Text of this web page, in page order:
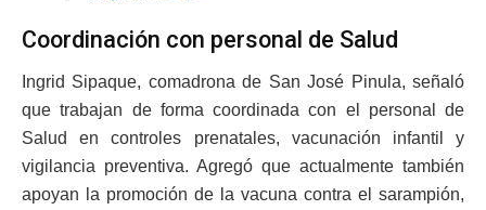
Coordinación con personal de Salud
Ingrid Sipaque, comadrona de San José Pinula, señaló
que trabajan de forma coordinada con el personal de
Salud en controles prenatales, vacunación infantil y
vigilancia preventiva. Agregó que actualmente también
apoyan la promoción de la vacuna contra el sarampión,